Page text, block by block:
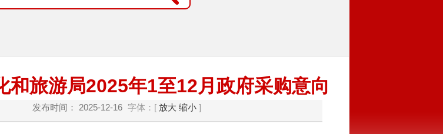
和旅游局2025年1至12月政府采购意向
发布时间： 2025-12-16 字体：[ 放大 缩小]